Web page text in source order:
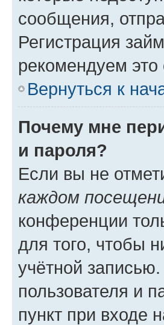
сообщения,
Регистрация
рекомендуем это
Вернуться к
Почему мне
и пароля?
Если вы не
каждом
конференции
для того, чтобы
учётной
пользователя и
пункт при входе